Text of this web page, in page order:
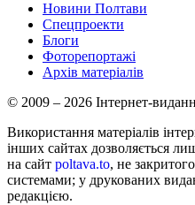
Новини Полтави
Спецпроекти
Блоги
Фоторепортажі
Архів матеріалів
© 2009 – 2026 Інтернет-
Використання матеріалів
інших сайтах дозволяється
на сайт poltava.to, не
системами; у друкованих
редакцією.